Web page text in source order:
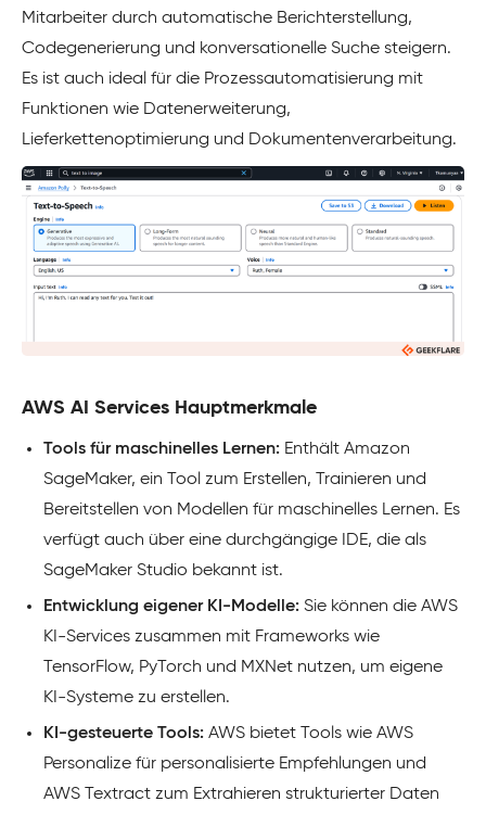
Mitarbeiter durch automatische Berichterstellung,
Codegenerierung und konversationelle Suche steigern.
Es ist auch ideal für die Prozessautomatisierung mit
Funktionen wie Datenerweiterung,
Lieferkettenoptimierung und Dokumentenverarbeitung.
AWS AI Services Hauptmerkmale
Tools für maschinelles Lernen: Enthält Amazon
SageMaker, ein Tool zum Erstellen, Trainieren und
Bereitstellen von Modellen für maschinelles Lernen. Es
verfügt auch über eine durchgängige IDE, die als
SageMaker Studio bekannt ist.
Entwicklung eigener KI-Modelle: Sie können die AWS
KI-Services zusammen mit Frameworks wie
TensorFlow, PyTorch und MXNet nutzen, um eigene
KI-Systeme zu erstellen.
KI-gesteuerte Tools: AWS bietet Tools wie AWS
Personalize für personalisierte Empfehlungen und
AWS Textract zum Extrahieren strukturierter Daten